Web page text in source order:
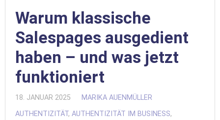
Warum klassische
Salespages ausgedient
haben – und was jetzt
funktioniert
18. JANUAR 2025
MARIKA AUENMÜLLER
AUTHENTIZITÄT, AUTHENTIZITÄT IM BUSINESS,